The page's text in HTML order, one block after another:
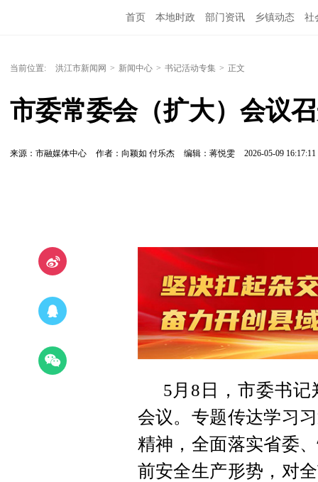
首页 本地时政 部门资讯 乡镇动态 社
当前位置: 洪江市新闻网 > 新闻中心 > 书记活动专集 > 正文
市委常委会（扩大）会议
来源：市融媒体中心 作者：向颖如 付乐杰 编辑：蒋悦雯 2026-05-09 16:17:11
5月8日，市委书
会议。专题传达学习
精神，全面落实省委
前安全生产形势，对